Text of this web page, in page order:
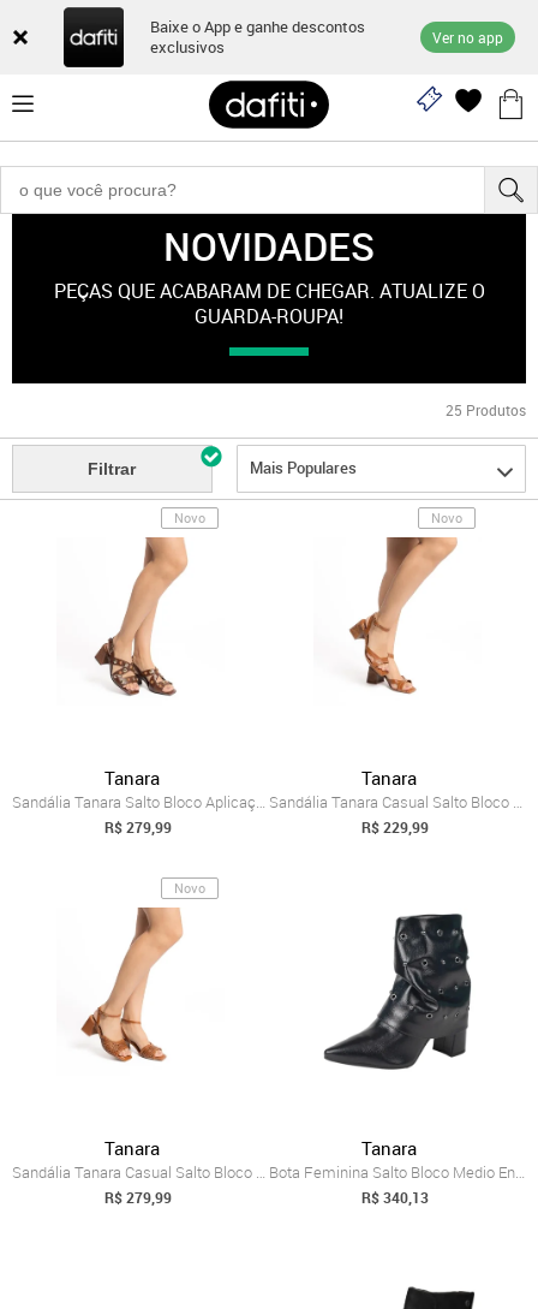
Baixe o App e ganhe descontos
exclusivos
Ver no app
NOVIDADES
PEÇAS QUE ACABARAM DE CHEGAR. ATUALIZE O
GUARDA-ROUPA!
25 Produtos
Filtrar Mais Populares
Novo
Tanara
Sandália Tanara Salto Bloco Aplicações F...
R$ 279,99
Novo
Tanara
Sandália Tanara Casual Salto Bloco Caramelo
R$ 229,99
Novo
Tanara
Sandália Tanara Casual Salto Bloco Femin...
R$ 279,99
Tanara
Bota Feminina Salto Bloco Medio Enfeites...
R$ 340,13